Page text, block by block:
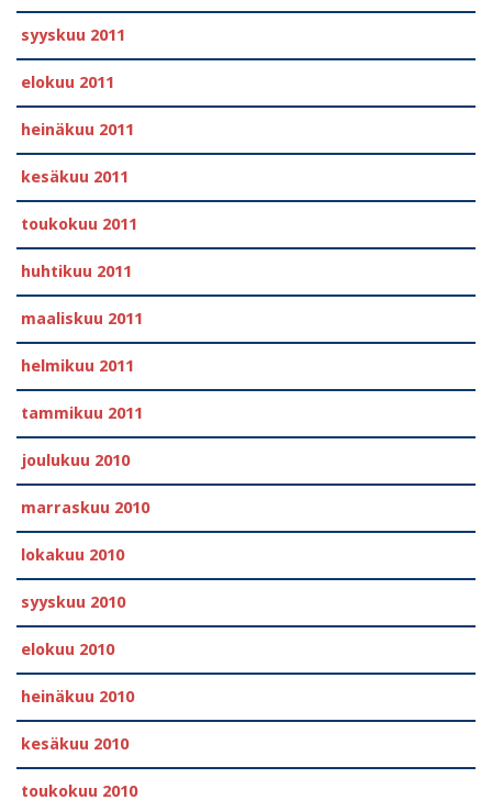
syyskuu 2011
elokuu 2011
heinäkuu 2011
kesäkuu 2011
toukokuu 2011
huhtikuu 2011
maaliskuu 2011
helmikuu 2011
tammikuu 2011
joulukuu 2010
marraskuu 2010
lokakuu 2010
syyskuu 2010
elokuu 2010
heinäkuu 2010
kesäkuu 2010
toukokuu 2010